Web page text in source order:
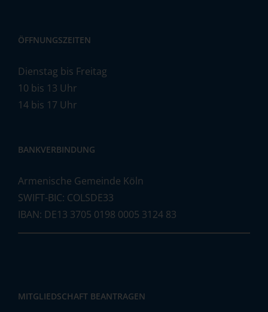
ÖFFNUNGSZEITEN
Dienstag bis Freitag
10 bis 13 Uhr
14 bis 17 Uhr
BANKVERBINDUNG
Armenische Gemeinde Köln
SWIFT-BIC: COLSDE33
IBAN: DE13 3705 0198 0005 3124 83
MITGLIEDSCHAFT BEANTRAGEN